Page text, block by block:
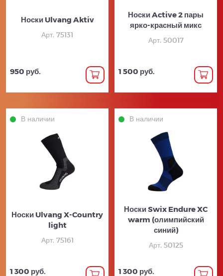
Носки Ulvang Aktiv
Арт. 75131
950 руб.
Носки Active 2 пары
ярко-красный микс
Арт. 50017
1 500 руб.
В наличии
Носки Ulvang X-Country
light
Арт. 75161
1 300 руб.
В наличии
Носки Swix Endure XC
warm (олимпийский
синий)
Арт. 50125
1 300 руб.